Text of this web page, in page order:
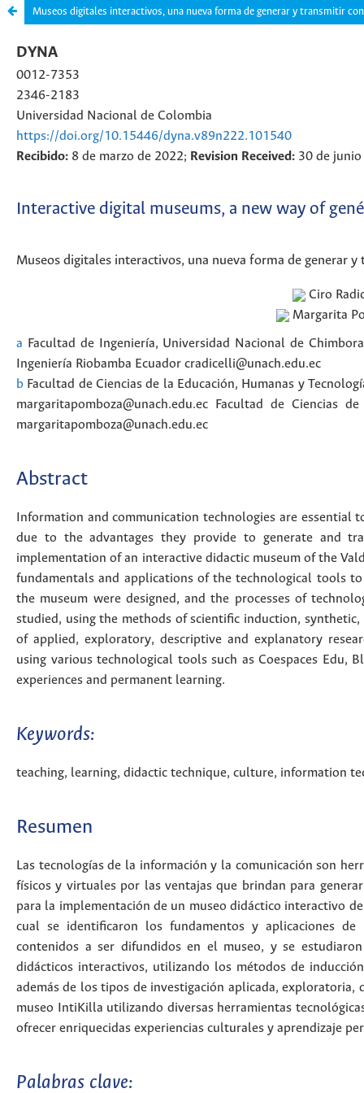
Museos digitales interactivos, una nueva forma de generar y transmitir